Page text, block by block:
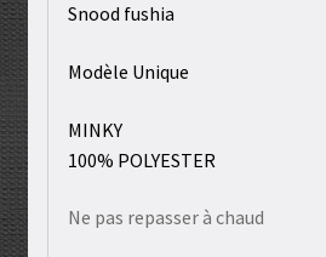
Snood fushia
Modèle Unique
MINKY
100% POLYESTER
Ne pas repasser à chaud